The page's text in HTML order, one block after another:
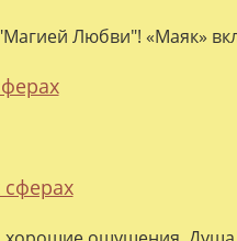
Любви"! «Маяк»